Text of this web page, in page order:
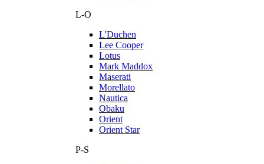
L-O
L'Duchen
Lee Cooper
Lotus
Mark Maddox
Maserati
Morellato
Nautica
Obaku
Orient
Orient Star
P-S